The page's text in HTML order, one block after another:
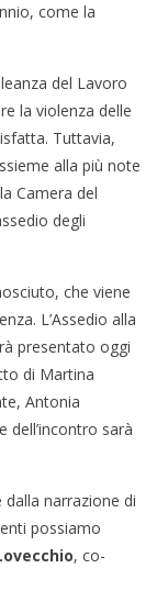
come la
del Lavoro
la violenza delle
Tuttavia,
alla più note
Camera del
degli
che viene
L’Assedio alla
presentato oggi
di Martina
Antonia
dell’incontro sarà
narrazione di
possiamo
, co-